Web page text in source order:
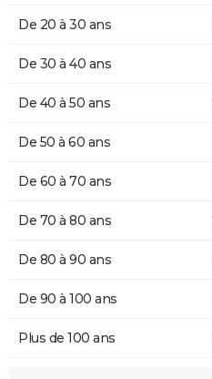
De 20 à 30 ans
De 30 à 40 ans
De 40 à 50 ans
De 50 à 60 ans
De 60 à 70 ans
De 70 à 80 ans
De 80 à 90 ans
De 90 à 100 ans
Plus de 100 ans